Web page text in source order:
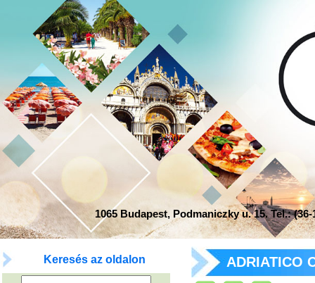
1065 Budapest, Podmaniczky u. 15. Tel.:
ADRIATICO
Keresés az oldalon